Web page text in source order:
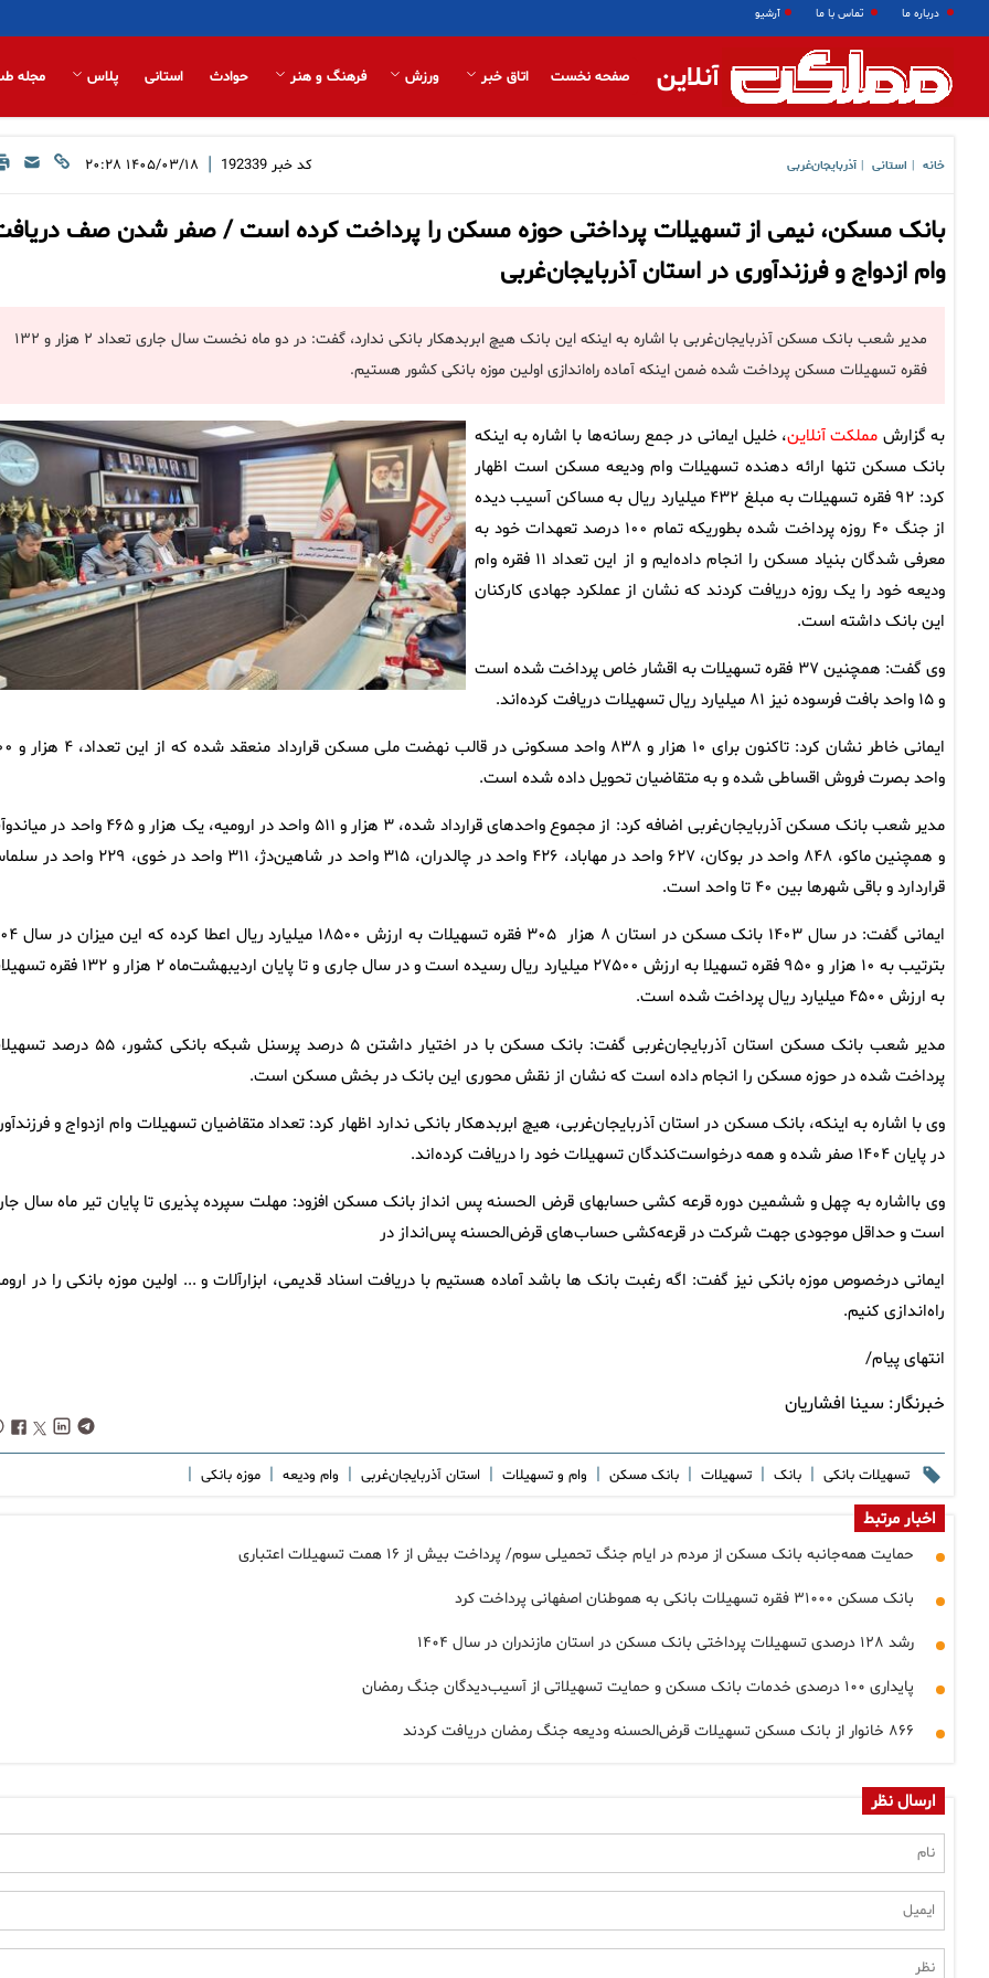
درباره ما تماس با ما آرشیو
آنلاین صفحه نخست اتاق خبر ورزش فرهنگ و هنر حوادث استانی پلاس مجله
خانه استانی آذربایجان‌غربی کد خبر 192339
| ۱۴۰۵/۰۳/۱۸ ۲۰:۲۸
بانک مسکن، نیمی از تسهیلات پرداختی حوزه مسکن را پرداخت کرده است / صفر شدن صف
وام ازدواج و فرزندآوری در استان آذربایجان‌غربی
مدیر شعب بانک مسکن آذربایجان‌غربی با اشاره به اینکه این بانک هیچ ابربدهکار بانکی ندارد، گفت: در دو ماه نخست سال جاری تعداد ۲ هزار و ۱۳۲
فقره تسهیلات مسکن پرداخت شده ضمن اینکه آماده راه‌اندازی اولین موزه بانکی کشور هستیم.
به گزارش مملکت آنلاین، خلیل ایمانی در جمع رسانه‌ها با اشاره به اینکه
بانک مسکن تنها ارائه دهنده تسهیلات وام ودیعه مسکن است اظهار
کرد: ۹۲ فقره تسهیلات به مبلغ ۴۳۲ میلیارد ریال به مساکن آسیب دیده
از جنگ ۴۰ روزه پرداخت شده بطوریکه تمام ۱۰۰ درصد تعهدات خود به
معرفی شدگان بنیاد مسکن را انجام داده‌ایم و از این تعداد ۱۱ فقره وام
ودیعه خود را یک روزه دریافت کردند که نشان از عملکرد جهادی کارکنان
این بانک داشته است.
وی گفت: همچنین ۳۷ فقره تسهیلات به اقشار خاص پرداخت شده است
و ۱۵ واحد بافت فرسوده نیز ۸۱ میلیارد ریال تسهیلات دریافت کرده‌اند.
ایمانی خاطر نشان کرد: تاکنون برای ۱۰
واحد بصرت فروش اقساطی شده و به متقاضیان تحویل داده شده است.
مدیر شعب بانک مسکن آذربایجان‌غربی اضافه کرد: از مجموع واحدهای قرارداد شده، ۳ هزار و ۵۱۱ واحد در ارومیه، یک هزار و
و همچنین ماکو، ۸۴۸ واحد در بوکان، ۶۲۷ واحد در مهاباد، ۴۲۶ واحد در چالدران، ۳۱۵ واحد در شاهین‌دژ، ۳۱۱ واحد در
قراردارد و باقی شهرها بین ۴۰ تا واحد است.
ایمانی گفت: در سال ۱۴۰۳ بانک مسکن در استان ۸ هزار ۳۰۵
بترتیب به ۱۰ هزار و ۹۵۰ فقره تسهیلا به ارزش ۲۷۵۰۰ میلیارد ریال رسیده است و در سال جاری و تا پایان
به ارزش ۴۵۰۰ میلیارد ریال پرداخت شده است.
مدیر شعب بانک مسکن استان آذربایجان‌غربی گفت: بانک مسکن با در اختیار داشتن ۵ درصد پرسنل شبکه بانکی
پرداخت شده در حوزه مسکن را انجام داده است که نشان از نقش محوری این بانک در بخش مسکن است.
وی با اشاره به اینکه، بانک مسکن در استان آذربایجان‌غربی، هیچ ابربدهکار بانکی ندارد اظهار کرد: تعداد متقاضیان تسهیلات وام ازدواج و
در پایان ۱۴۰۴ صفر شده و همه درخواست‌کندگان تسهیلات خود را دریافت کرده‌اند.
وی بااشاره به چهل و ششمین دوره قرعه کشی حسابهای قرض الحسنه پس انداز بانک مسکن افزود: مهلت سپرده پذیری تا پایان تیر ماه سال
است و حداقل موجودی جهت شرکت در قرعه‌کشی حساب‌های قرض‌الحسنه پس‌انداز در
ایمانی درخصوص موزه بانکی نیز گفت: اگه رغبت بانک ها باشد آماده هستیم با دریافت اسناد قدیمی، ابزارآلات و ... اولین موزه بانکی را در
راه‌اندازی کنیم.
انتهای پیام/
خبرنگار: سینا افشاریان
تسهیلات بانکی | بانک | تسهیلات | بانک مسکن | وام و تسهیلات | استان آذربایجان‌غربی | وام ودیعه | موزه بانکی |
اخبار مرتبط
حمایت همه‌جانبه بانک مسکن از مردم در ایام جنگ تحمیلی سوم/ پرداخت بیش از ۱۶ همت تسهیلات اعتباری
بانک مسکن ۳۱۰۰۰ فقره تسهیلات بانکی به هموطنان اصفهانی پرداخت کرد
رشد ۱۲۸ درصدی تسهیلات پرداختی بانک مسکن در استان مازندران در سال ۱۴۰۴
پایداری ۱۰۰ درصدی خدمات بانک مسکن و حمایت تسهیلاتی از آسیب‌دیدگان جنگ رمضان
۸۶۶ خانوار از بانک مسکن تسهیلات قرض‌الحسنه ودیعه جنگ رمضان دریافت کردند
ارسال نظر